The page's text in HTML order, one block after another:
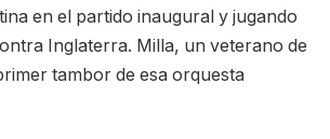
en el partido inaugural y jugando
Inglaterra. Milla, un veterano de
tambor de esa orquesta